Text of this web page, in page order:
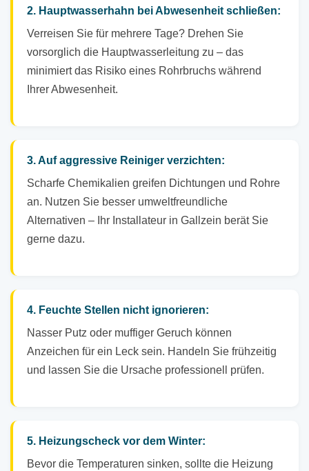
2. Hauptwasserhahn bei Abwesenheit schließen:
Verreisen Sie für mehrere Tage? Drehen Sie
vorsorglich die Hauptwasserleitung zu – das
minimiert das Risiko eines Rohrbruchs während
Ihrer Abwesenheit.
3. Auf aggressive Reiniger verzichten:
Scharfe Chemikalien greifen Dichtungen und Rohre
an. Nutzen Sie besser umweltfreundliche
Alternativen – Ihr Installateur in Gallzein berät Sie
gerne dazu.
4. Feuchte Stellen nicht ignorieren:
Nasser Putz oder muffiger Geruch können
Anzeichen für ein Leck sein. Handeln Sie frühzeitig
und lassen Sie die Ursache professionell prüfen.
5. Heizungscheck vor dem Winter:
Bevor die Temperaturen sinken, sollte die Heizung